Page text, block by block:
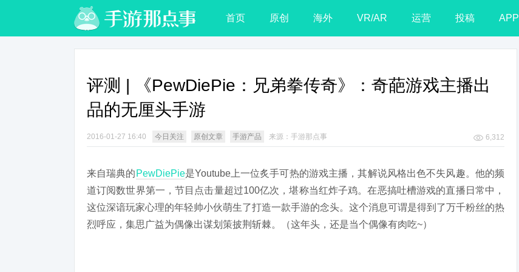
首页 原创 海外 VR/AR 运营 投稿 APP
评测 | 《PewDiePie：兄弟拳传奇》：奇葩游戏主播出
品的无厘头手游
2016-01-27 16:40 今日关注 原创文章 手游产品 来源：手游那点事 6,312
来自瑞典的 PewDiePie是Youtube上一位炙手可热的游戏主播，其解说风格出色不失风趣。他的频
道订阅数世界第一，节目点击量超过100亿次，堪称当红炸子鸡。在恶搞吐槽游戏的直播日常中，
这位深谙玩家心理的年轻帅小伙萌生了打造一款手游的念头。这个消息可谓是得到了万千粉丝的热
烈呼应，集思广益为偶像出谋划策披荆斩棘。（这年头，还是当个偶像有肉吃~）